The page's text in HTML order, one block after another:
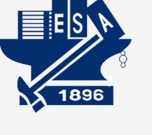
Next